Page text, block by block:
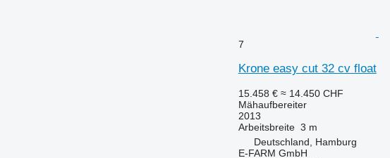
7
Krone easy cut 32 cv float
15.458 € ≈ 14.450 CHF
Mähaufbereiter
2013
Arbeitsbreite 3 m
Deutschland, Hamburg
E-FARM GmbH